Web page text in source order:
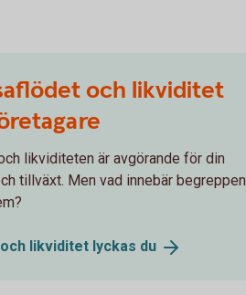
och likviditet
likviditeten är avgörande för din
tillväxt. Men vad innebär begreppen
likviditet lyckas du